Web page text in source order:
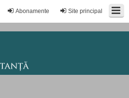
Site principal
Abonamente